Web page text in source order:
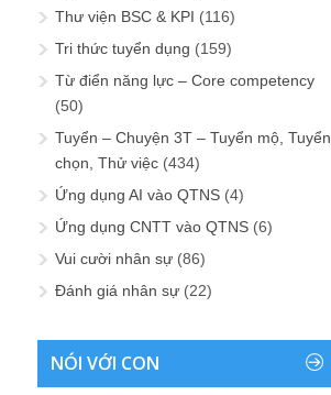
Thư viện BSC & KPI (116)
Tri thức tuyển dụng (159)
Từ điển năng lực – Core competency
(50)
Tuyển – Chuyện 3T – Tuyển mộ, Tuyển
chọn, Thử việc (434)
Ứng dụng AI vào QTNS (4)
Ứng dụng CNTT vào QTNS (6)
Vui cười nhân sự (86)
Đánh giá nhân sự (22)
NÓI VỚI CON